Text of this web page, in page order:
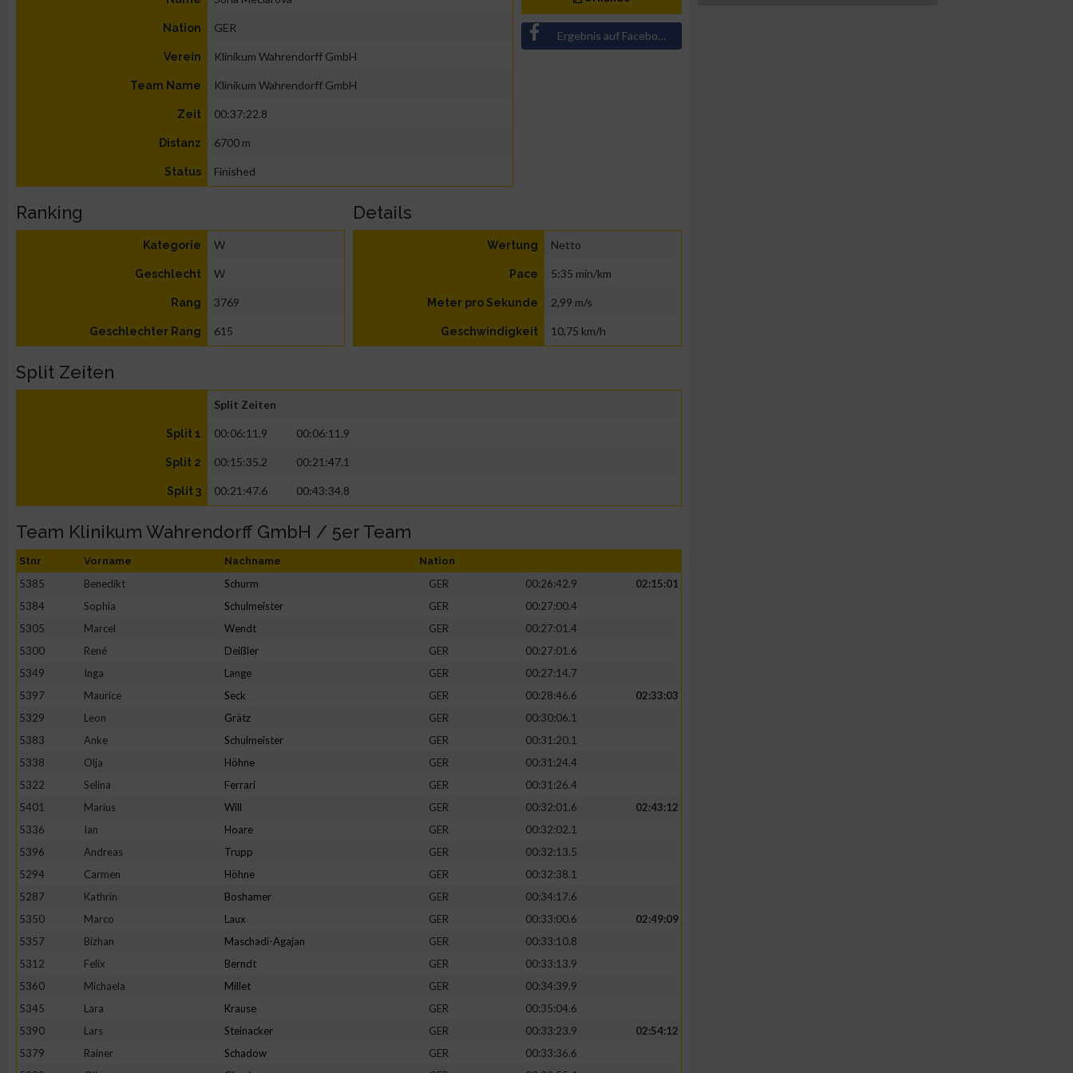
Nation GER
Verein Klinikum Wahrendorff GmbH
Team Name Klinikum Wahrendorff GmbH
Zeit 00:37:22.8
Distanz 6700 m
Status Finished
Ergebnis auf Facebook teilen
Ranking
Kategorie W
Geschlecht W
Rang 3769
Geschlechter Rang 615
Details
Wertung Netto
Pace 5:35 min/km
Meter pro Sekunde 2,99 m/s
Geschwindigkeit 10,75 km/h
Split Zeiten
Split Zeiten
Split 1 00:06:11.9 00:06:11.9
Split 2 00:15:35.2 00:21:47.1
Split 3 00:21:47.6 00:43:34.8
Team Klinikum Wahrendorff GmbH / 5er Team
Stnr Vorname Nachname Nation
5385 Benedikt Schurm GER 00:26:42.9
02:15:01
5384
Sophia Schulmeister GER
00:27:00.4
5305
Marcel Wendt GER
00:27:01.4
5300
René Deißler GER
00:27:01.6
5349
Inga Lange GER
00:27:14.7
5397
Maurice Seck GER 00:28:46.6
02:33:03
5329
Leon Grätz GER
00:30:06.1
5383
Anke Schulmeister GER
00:31:20.1
5338
Olja Höhne GER
00:31:24.4
5322
Selina Ferrari GER
00:31:26.4
5401
Marius Will GER 00:32:01.6
02:43:12
5336
Ian Hoare GER
00:32:02.1
5396
Andreas Trupp GER
00:32:13.5
5294
Carmen Höhne GER
00:32:38.1
5287
Kathrin Boshamer GER
00:34:17.6
5350
Marco Laux GER 00:33:00.6
02:49:09
5357
Bizhan Maschadi-Agajan GER
00:33:10.8
5312
Felix Berndt GER
00:33:13.9
5360
Michaela Millet GER
00:34:39.9
5345
Lara Krause GER
00:35:04.6
5390
Lars Steinacker GER 00:33:23.9
02:54:12
5379
Rainer Schadow GER
00:33:36.6